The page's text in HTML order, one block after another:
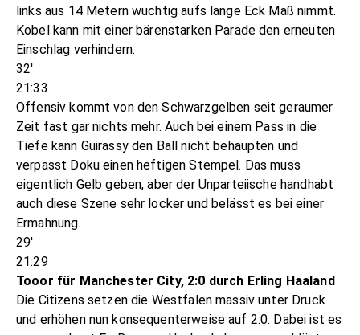
links aus 14 Metern wuchtig aufs lange Eck Maß nimmt.
Kobel kann mit einer bärenstarken Parade den erneuten
Einschlag verhindern.
32'
21:33
Offensiv kommt von den Schwarzgelben seit geraumer
Zeit fast gar nichts mehr. Auch bei einem Pass in die
Tiefe kann Guirassy den Ball nicht behaupten und
verpasst Doku einen heftigen Stempel. Das muss
eigentlich Gelb geben, aber der Unparteiische handhabt
auch diese Szene sehr locker und belässt es bei einer
Ermahnung.
29'
21:29
Tooor für Manchester City, 2:0 durch Erling Haaland
Die Citizens setzen die Westfalen massiv unter Druck
und erhöhen nun konsequenterweise auf 2:0. Dabei ist es